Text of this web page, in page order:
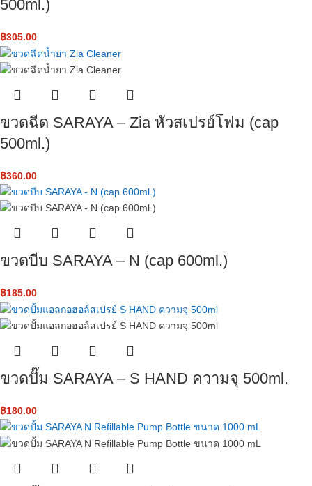
500ml.)
฿305.00
ขวดฉีด SARAYA – Zia หัวสเปรย์โฟม​ (cap
500ml.)
฿360.00
ขวดบีบ SARAYA – N ​(cap 600ml.)
฿185.00
ขวดปั๊ม SARAYA – S HAND ความจุ 500ml.
฿180.00